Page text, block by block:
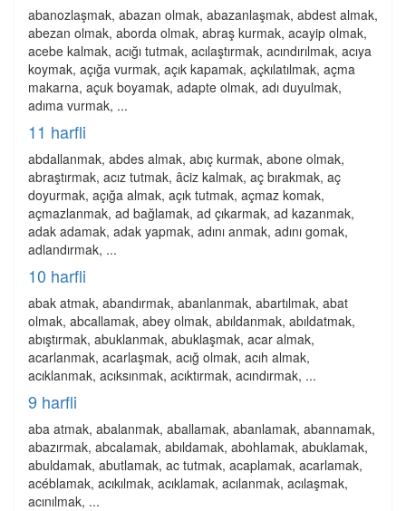
abanozlaşmak, abazan olmak, abazanlaşmak, abdest almak,
abezan olmak, aborda olmak, abraş kurmak, acayip olmak,
acebe kalmak, acığı tutmak, acılaştırmak, acındırılmak, acıya
koymak, açığa vurmak, açık kapamak, açkılatılmak, açma
makarna, açuk boyamak, adapte olmak, adı duyulmak,
adıma vurmak, ...
11 harfli
abdallanmak, abdes almak, abıç kurmak, abone olmak,
abraştırmak, acız tutmak, âciz kalmak, aç bırakmak, aç
doyurmak, açığa almak, açık tutmak, açmaz komak,
açmazlanmak, ad bağlamak, ad çıkarmak, ad kazanmak,
adak adamak, adak yapmak, adını anmak, adını gomak,
adlandırmak, ...
10 harfli
abak atmak, abandırmak, abanlanmak, abartılmak, abat
olmak, abcallamak, abey olmak, abıldanmak, abıldatmak,
abıştırmak, abuklanmak, abuklaşmak, acar almak,
acarlanmak, acarlaşmak, acığ olmak, acıh almak,
acıklanmak, acıksınmak, acıktırmak, acındırmak, ...
9 harfli
aba atmak, abalanmak, aballamak, abanlamak, abannamak,
abazırmak, abcalamak, abıldamak, abohlamak, abuklamak,
abuldamak, abutlamak, ac tutmak, acaplamak, acarlamak,
acéblamak, acıkılmak, acıklamak, acılanmak, acılaşmak,
acınılmak, ...